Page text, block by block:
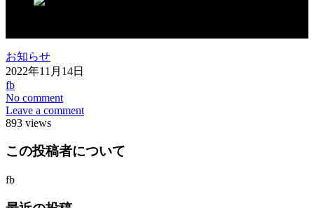
お知らせ
2022年11月14日
fb
No comment
Leave a comment
893 views
この投稿者について
fb